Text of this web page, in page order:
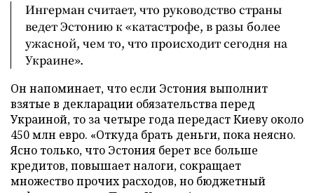
Ингерман считает, что руководство страны
ведет Эстонию к «катастрофе, в разы более
ужасной, чем то, что происходит сегодня на
Украине».
Он напоминает, что если Эстония выполнит
взятые в декларации обязательства перед
Украиной, то за четыре года передаст Киеву около
450 млн евро. «Откуда брать деньги, пока неясно.
Ясно только, что Эстония берет все больше
кредитов, повышает налоги, сокращает
множество прочих расходов, но бюджетный